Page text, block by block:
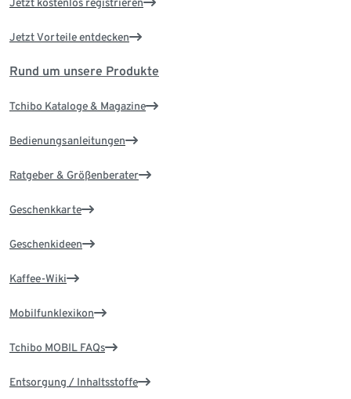
Jetzt kostenlos registrieren
Jetzt Vorteile entdecken
Rund um unsere Produkte
Tchibo Kataloge & Magazine
Bedienungsanleitungen
Ratgeber & Größenberater
Geschenkkarte
Geschenkideen
Kaffee-Wiki
Mobilfunklexikon
Tchibo MOBIL FAQs
Entsorgung / Inhaltsstoffe